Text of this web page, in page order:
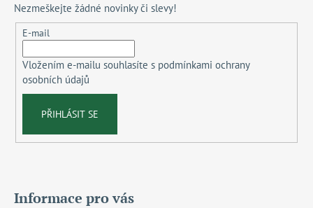
Nezmeškejte žádné novinky či slevy!
E-mail
Vložením e-mailu souhlasíte s podmínkami ochrany
osobních údajů
PŘIHLÁSIT SE
Informace pro vás